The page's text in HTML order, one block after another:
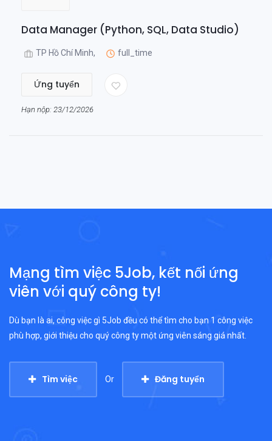
Data Manager (Python, SQL, Data Studio)
TP Hồ Chí Minh, full_time
Ứng tuyển
Hạn nộp: 23/12/2026
Mạng tìm việc 5Job, kết nối ứng
viên với quý công ty!
Dù bạn là ai, công việc gì 5Job đều có thể tìm cho bạn 1 công việc
phù hợp, giới thiệu cho quý công ty một ứng viên sáng giá nhất.
Tìm việc Or Đăng tuyển